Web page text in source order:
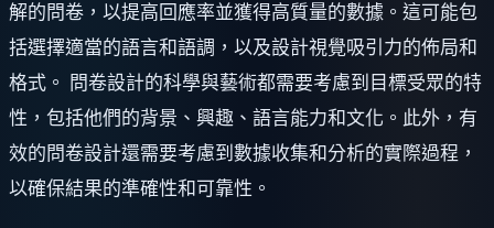
解的問卷，以提高回應率並獲得高質量的數據。這可能包
括選擇適當的語言和語調，以及設計視覺吸引力的佈局和
格式。 問卷設計的科學與藝術都需要考慮到目標受眾的特
性，包括他們的背景、興趣、語言能力和文化。此外，有
效的問卷設計還需要考慮到數據收集和分析的實際過程，
以確保結果的準確性和可靠性。